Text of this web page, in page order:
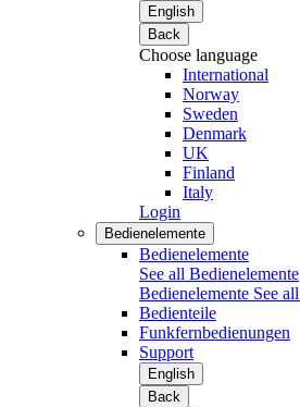
English
Back
Choose language
International
Norway
Sweden
Denmark
UK
Finland
Italy
Login
Bedienelemente
Bedienelemente
See all Bedienelemente
Bedienelemente See all
Bedienteile
Funkfernbedienungen
Support
English
Back